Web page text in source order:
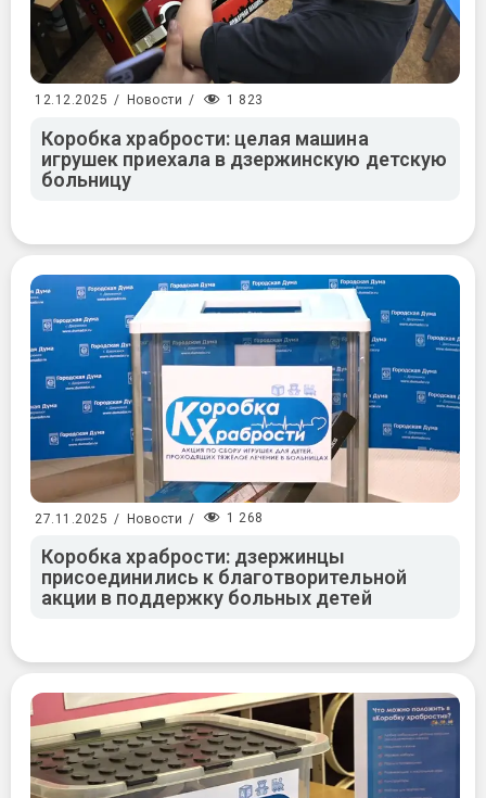
12.12.2025 / Новости / 1 823
Коробка храбрости: целая машина
игрушек приехала в дзержинскую детскую
больницу
27.11.2025 / Новости / 1 268
Коробка храбрости: дзержинцы
присоединились к благотворительной
акции в поддержку больных детей